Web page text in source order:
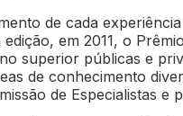
de cada
edição, em 2011, o
superior públicas e
de conhecimento
de Especialistas e